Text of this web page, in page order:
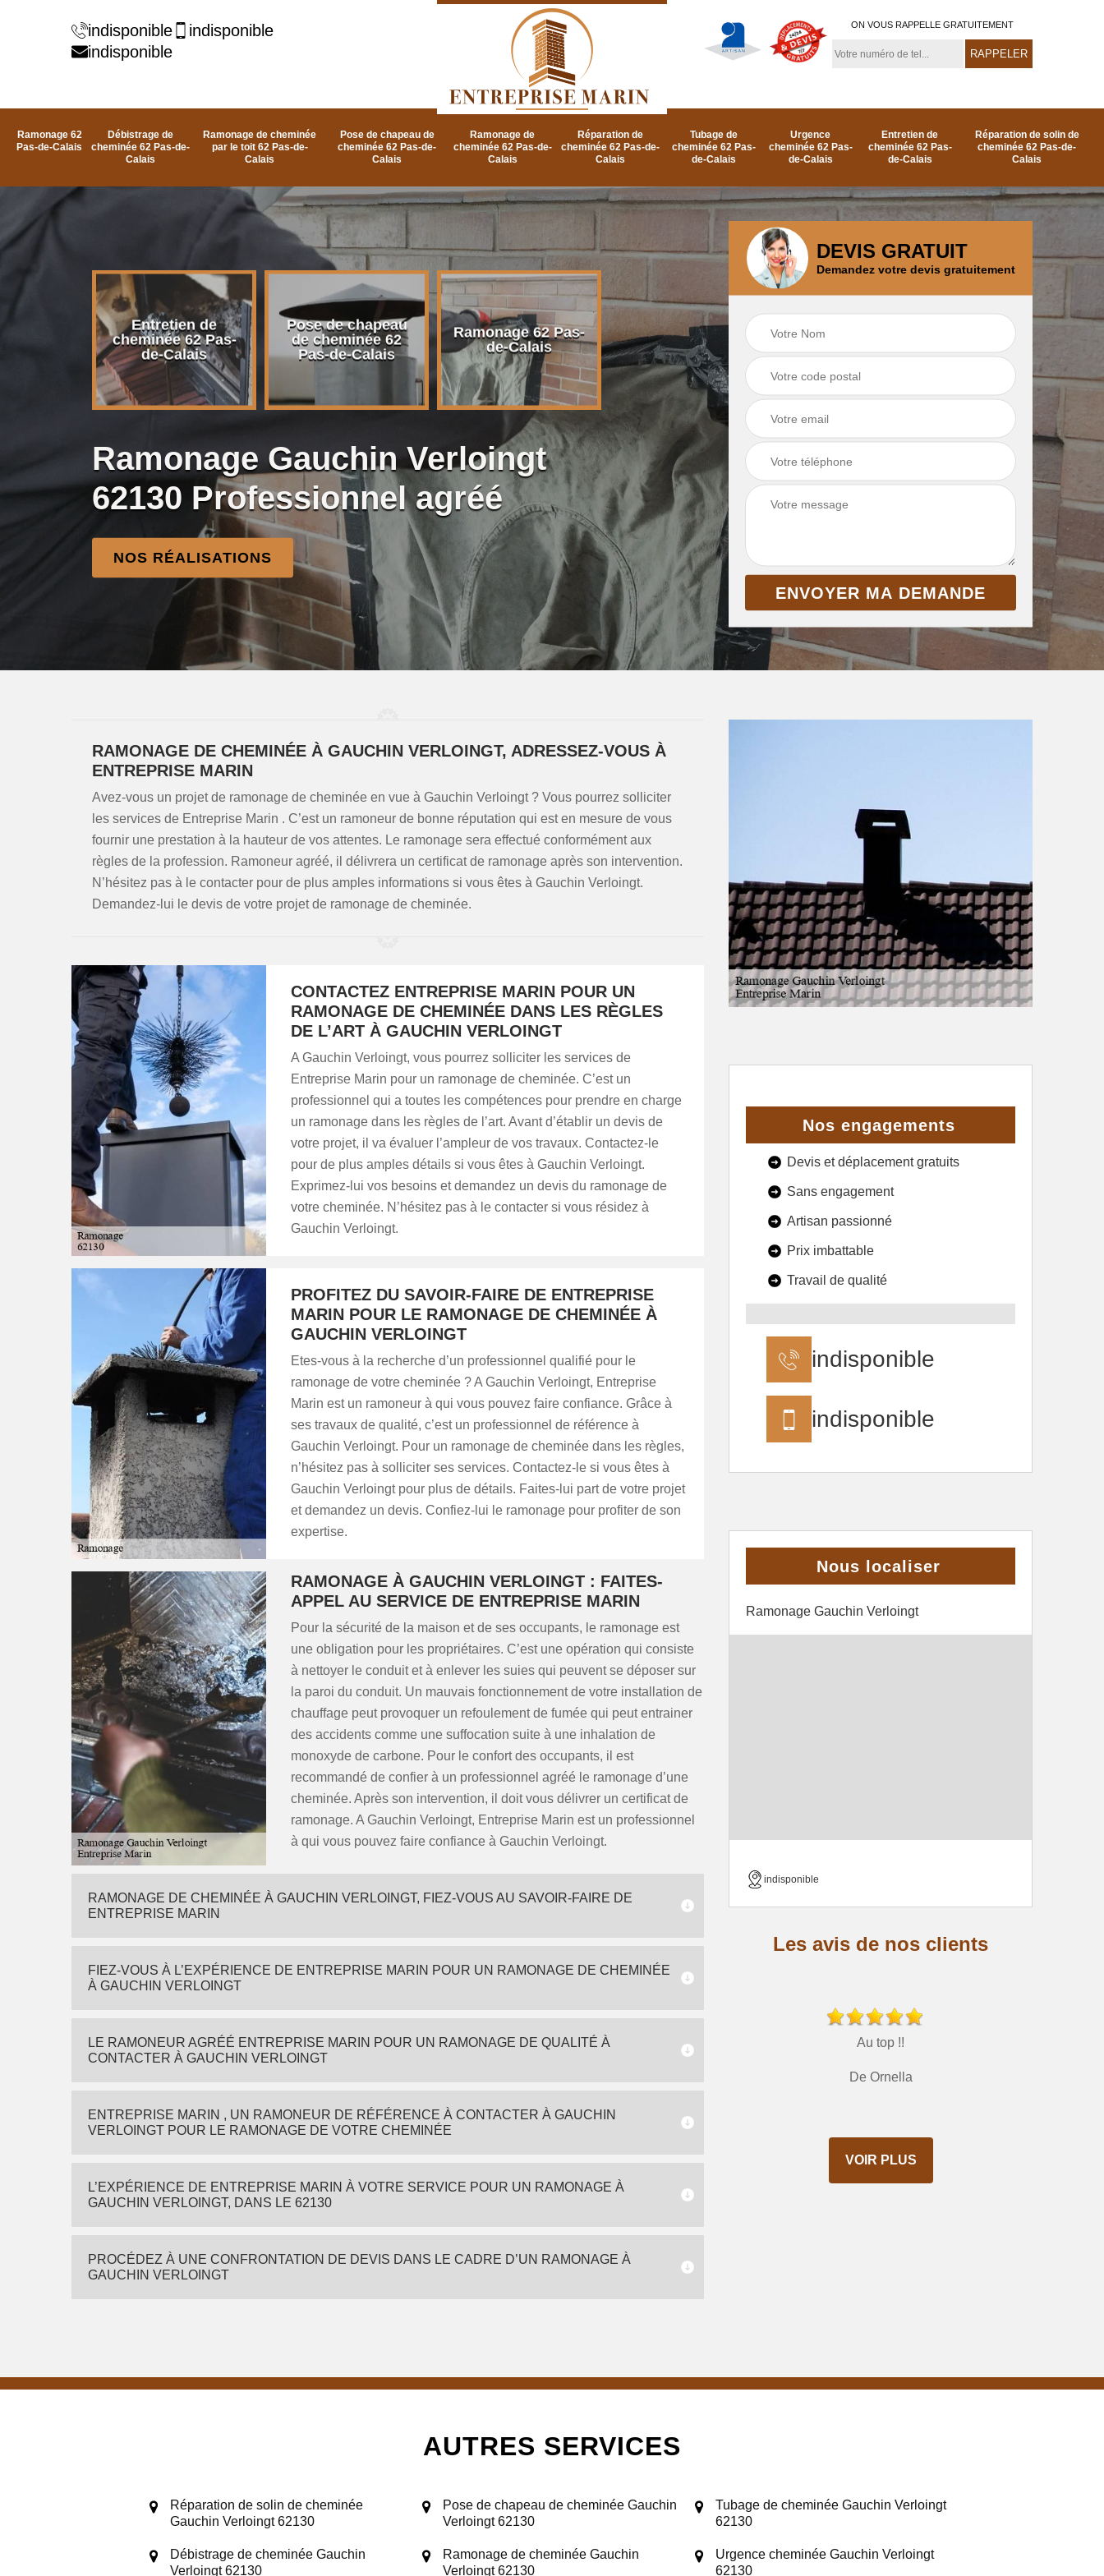
indisponible
indisponible
indisponible
ON VOUS RAPPELLE GRATUITEMENT
Ramonage 62
Pas-de-Calais
Débistrage de
cheminée 62 Pas-de-
Calais
Ramonage de cheminée
par le toit 62 Pas-de-
Calais
Pose de chapeau de
cheminée 62 Pas-de-
Calais
Ramonage de
cheminée 62 Pas-de-
Calais
Réparation de
cheminée 62 Pas-de-
Calais
Tubage de
cheminée 62 Pas-
de-Calais
Urgence
cheminée 62 Pas-
de-Calais
Entretien de
cheminée 62 Pas-
de-Calais
Réparation de solin de
cheminée 62 Pas-de-
Calais
Entretien de
cheminée 62 Pas-
de-Calais
Pose de chapeau
de cheminée 62
Pas-de-Calais
Ramonage 62 Pas-
de-Calais
Ramonage de
cheminée 62 Pas-
de-Calais
cheminée par le toit
62 Pas-de-Calais
Réparation de
cheminée 62 Pas-
de-Calais
Ramonage Gauchin Verloingt
62130 Professionnel agréé
NOS RÉALISATIONS
DEVIS GRATUIT
Demandez votre devis gratuitement
RAMONAGE DE CHEMINÉE À GAUCHIN VERLOINGT, ADRESSEZ-VOUS À
ENTREPRISE MARIN
Avez-vous un projet de ramonage de cheminée en vue à Gauchin Verloingt ? Vous pourrez solliciter
les services de Entreprise Marin . C’est un ramoneur de bonne réputation qui est en mesure de vous
fournir une prestation à la hauteur de vos attentes. Le ramonage sera effectué conformément aux
règles de la profession. Ramoneur agréé, il délivrera un certificat de ramonage après son intervention.
N’hésitez pas à le contacter pour de plus amples informations si vous êtes à Gauchin Verloingt.
Demandez-lui le devis de votre projet de ramonage de cheminée.
CONTACTEZ ENTREPRISE MARIN POUR UN
RAMONAGE DE CHEMINÉE DANS LES RÈGLES
DE L’ART À GAUCHIN VERLOINGT
A Gauchin Verloingt, vous pourrez solliciter les services de
Entreprise Marin pour un ramonage de cheminée. C’est un
professionnel qui a toutes les compétences pour prendre en charge
un ramonage dans les règles de l’art. Avant d’établir un devis de
votre projet, il va évaluer l’ampleur de vos travaux. Contactez-le
pour de plus amples détails si vous êtes à Gauchin Verloingt.
Exprimez-lui vos besoins et demandez un devis du ramonage de
votre cheminée. N’hésitez pas à le contacter si vous résidez à
Gauchin Verloingt.
PROFITEZ DU SAVOIR-FAIRE DE ENTREPRISE
MARIN POUR LE RAMONAGE DE CHEMINÉE À
GAUCHIN VERLOINGT
Etes-vous à la recherche d’un professionnel qualifié pour le
ramonage de votre cheminée ? A Gauchin Verloingt, Entreprise
Marin est un ramoneur à qui vous pouvez faire confiance. Grâce à
ses travaux de qualité, c’est un professionnel de référence à
Gauchin Verloingt. Pour un ramonage de cheminée dans les règles,
n’hésitez pas à solliciter ses services. Contactez-le si vous êtes à
Gauchin Verloingt pour plus de détails. Faites-lui part de votre projet
et demandez un devis. Confiez-lui le ramonage pour profiter de son
expertise.
RAMONAGE À GAUCHIN VERLOINGT : FAITES-
APPEL AU SERVICE DE ENTREPRISE MARIN
Pour la sécurité de la maison et de ses occupants, le ramonage est
une obligation pour les propriétaires. C’est une opération qui consiste
à nettoyer le conduit et à enlever les suies qui peuvent se déposer sur
la paroi du conduit. Un mauvais fonctionnement de votre installation de
chauffage peut provoquer un refoulement de fumée qui peut entrainer
des accidents comme une suffocation suite à une inhalation de
monoxyde de carbone. Pour le confort des occupants, il est
recommandé de confier à un professionnel agréé le ramonage d’une
cheminée. Après son intervention, il doit vous délivrer un certificat de
ramonage. A Gauchin Verloingt, Entreprise Marin est un professionnel
à qui vous pouvez faire confiance à Gauchin Verloingt.
RAMONAGE DE CHEMINÉE À GAUCHIN VERLOINGT, FIEZ-VOUS AU SAVOIR-FAIRE DE
ENTREPRISE MARIN
FIEZ-VOUS À L’EXPÉRIENCE DE ENTREPRISE MARIN POUR UN RAMONAGE DE CHEMINÉE
À GAUCHIN VERLOINGT
LE RAMONEUR AGRÉÉ ENTREPRISE MARIN POUR UN RAMONAGE DE QUALITÉ À
CONTACTER À GAUCHIN VERLOINGT
ENTREPRISE MARIN , UN RAMONEUR DE RÉFÉRENCE À CONTACTER À GAUCHIN
VERLOINGT POUR LE RAMONAGE DE VOTRE CHEMINÉE
L’EXPÉRIENCE DE ENTREPRISE MARIN À VOTRE SERVICE POUR UN RAMONAGE À
GAUCHIN VERLOINGT, DANS LE 62130
PROCÉDEZ À UNE CONFRONTATION DE DEVIS DANS LE CADRE D’UN RAMONAGE À
GAUCHIN VERLOINGT
Nos engagements
Devis et déplacement gratuits
Sans engagement
Artisan passionné
Prix imbattable
Travail de qualité
indisponible
indisponible
Nous localiser
Ramonage Gauchin Verloingt
indisponible
Les avis de nos clients
Au top !!
De Ornella
VOIR PLUS
AUTRES SERVICES
Réparation de solin de cheminée
Gauchin Verloingt 62130
Débistrage de cheminée Gauchin
Verloingt 62130
Pose de chapeau de cheminée Gauchin
Verloingt 62130
Ramonage de cheminée Gauchin
Verloingt 62130
Tubage de cheminée Gauchin Verloingt
62130
Urgence cheminée Gauchin Verloingt
62130